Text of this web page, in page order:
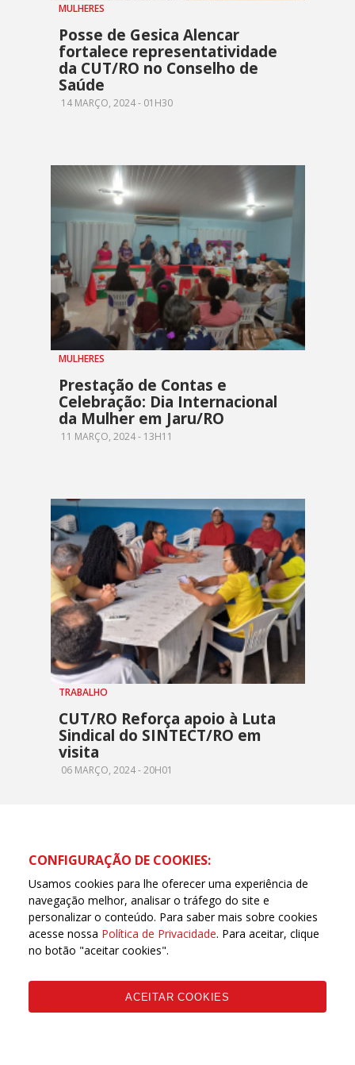
MULHERES
Posse de Gesica Alencar
fortalece representatividade
da CUT/RO no Conselho de
Saúde
14 MARÇO, 2024 - 01H30
MULHERES
Prestação de Contas e
Celebração: Dia Internacional
da Mulher em Jaru/RO
11 MARÇO, 2024 - 13H11
TRABALHO
CUT/RO Reforça apoio à Luta
Sindical do SINTECT/RO em
visita
06 MARÇO, 2024 - 20H01
R. Buenos Aíres, 1970 - Embratel, Porto Velho - RO,
78905-700 - E-mail: cutrondoniacentral@gmail.com
CONFIGURAÇÃO DE COOKIES:
Usamos cookies para lhe oferecer uma experiência de
navegação melhor, analisar o tráfego do site e
personalizar o conteúdo. Para saber mais sobre cookies
acesse nossa Política de Privacidade. Para aceitar, clique
no botão "aceitar cookies".
ACEITAR COOKIES